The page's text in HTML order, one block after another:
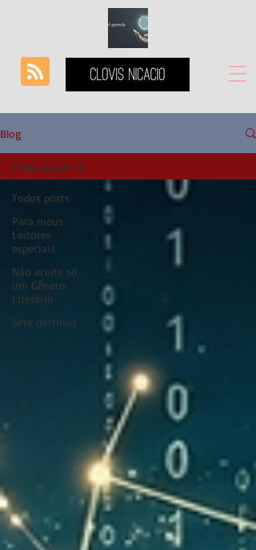
Blog
Todos posts
Para meus
Leitores
especiais
Não aceite só
um Gênero
Literário
Sete destinos
Todos posts